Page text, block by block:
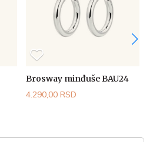
Brosway minđuše BAU24
4.290,00 RSD